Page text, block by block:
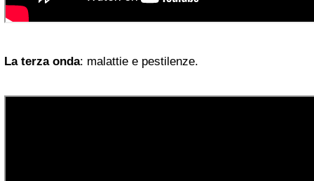
La terza onda: malattie e pestilenze.